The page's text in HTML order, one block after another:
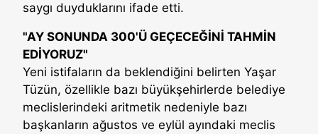
saygı duyduklarını ifade etti.
"AY SONUNDA 300'Ü GEÇECEĞİNİ TAHMİN
EDİYORUZ"
Yeni istifaların da beklendiğini belirten Yaşar
Tüzün, özellikle bazı büyükşehirlerde belediye
meclislerindeki aritmetik nedeniyle bazı
başkanların ağustos ve eylül ayındaki meclis